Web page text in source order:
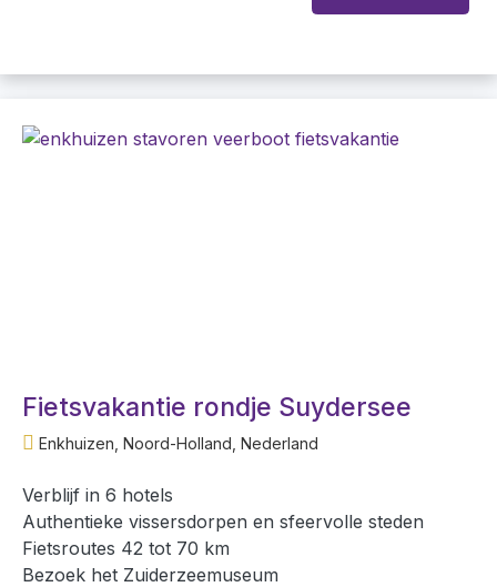
Fietsvakantie rondje Suydersee
Enkhuizen, Noord-Holland, Nederland
Verblijf in 6 hotels
Authentieke vissersdorpen en sfeervolle steden
Fietsroutes 42 tot 70 km
Bezoek het Zuiderzeemuseum